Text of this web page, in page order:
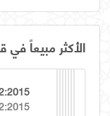
الأكثر مبيعاً في